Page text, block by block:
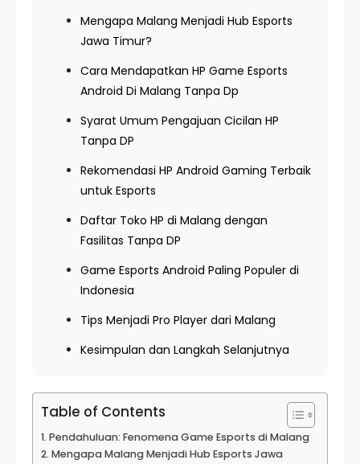
Mengapa Malang Menjadi Hub Esports
Jawa Timur?
Cara Mendapatkan HP Game Esports
Android Di Malang Tanpa Dp
Syarat Umum Pengajuan Cicilan HP
Tanpa DP
Rekomendasi HP Android Gaming Terbaik
untuk Esports
Daftar Toko HP di Malang dengan
Fasilitas Tanpa DP
Game Esports Android Paling Populer di
Indonesia
Tips Menjadi Pro Player dari Malang
Kesimpulan dan Langkah Selanjutnya
Table of Contents
Pendahuluan: Fenomena Game Esports di Malang
Mengapa Malang Menjadi Hub Esports Jawa